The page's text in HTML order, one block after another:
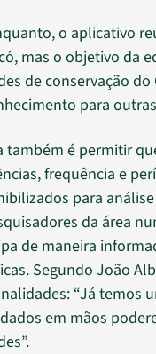
o aplicativo
mas o objetivo da
de conservação
para
também é permitir
frequência e
para
da área
de maneira
Segundo João
“Já temos
em mãos